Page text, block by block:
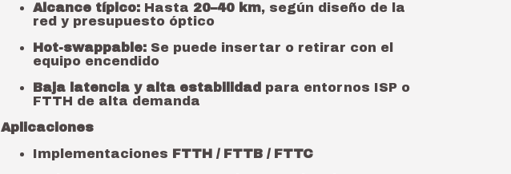
Alcance típico: Hasta 20–40 km, según diseño de la
red y presupuesto óptico
Hot-swappable: Se puede insertar o retirar con el
equipo encendido
Baja latencia y alta estabilidad para entornos ISP o
FTTH de alta demanda
Aplicaciones
Implementaciones FTTH / FTTB / FTTC